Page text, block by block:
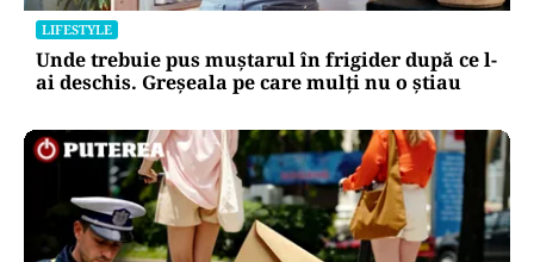
LIFESTYLE
Unde trebuie pus muștarul în frigider după ce l-
ai deschis. Greșeala pe care mulți nu o știau